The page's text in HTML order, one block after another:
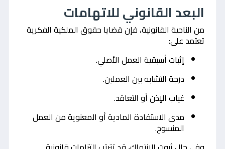
البعد القانوني للاتهامات
من الناحية القانونية، فإن قضايا حقوق الملكية الفكرية
تعتمد على:
إثبات أسبقية العمل الأصلي.
درجة التشابه بين العملين.
غياب الإذن أو التعاقد.
مدى الاستفادة المادية أو المعنوية من العمل
المنسوخ.